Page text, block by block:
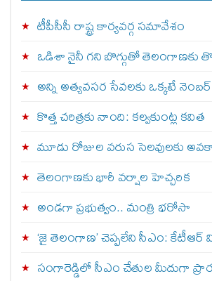
టీపీసీసీ రాష్ట్ర కార్యవర్గ సమావేశం
ఒడిశా నైనీ గని బొగ్గుతో తెలంగాణకు
అన్ని అత్యవసర సేవలకు ఒక్క‌టే నెంబ‌ర్‌
కొత్త చరిత్రకు నాంది: క‌ల్వ‌కుంట్ల కవిత
మూడు రోజుల వరుస సెలవులకు
తెలంగాణకు భారీ వర్షాల హెచ్చరిక
అండగా ప్రభుత్వం.. మంత్రి భరోసా
‘జై తెలంగాణ’ చెప్పలేని సీఎం: కేటీఆర్
సంగారెడ్డిలో సీఎం చేతుల మీదుగా